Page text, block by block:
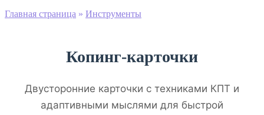
Главная страница » Инструменты
Копинг-карточки
Двусторонние карточки с техниками КПТ и
адаптивными мыслями для быстрой